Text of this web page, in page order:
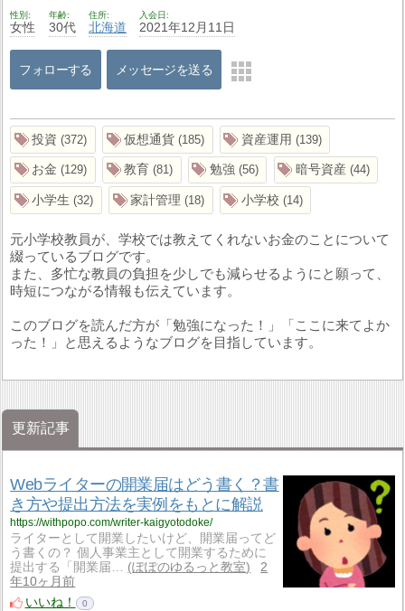
性別
女性
年齢
30代
住所
北海道
入会日
2021年12月11日
フォローする メッセージを送る
投資 372 仮想通貨 185 資産運用 139
お金 129 教育 81 勉強 56 暗号資産 44
小学生 32 家計管理 18 小学校 14
元小学校教員が、学校では教えてくれないお金のことについて
綴っているブログです。
また、多忙な教員の負担を少しでも減らせるようにと願って、
時短につながる情報も伝えています。
このブログを読んだ方が「勉強になった！」「ここに来てよか
った！」と思えるようなブログを目指しています。
更新記事
Webライターの開業届はどう書く？書
き方や提出方法を実例をもとに解説
https://withpopo.com/writer-kaigyotodoke/
ライターとして開業したいけど、開業届ってど
う書くの？ 個人事業主として開業するために
提出する「開業届…
ぽぽのゆるっと教室
2
年10ヶ月前
いいね！
0